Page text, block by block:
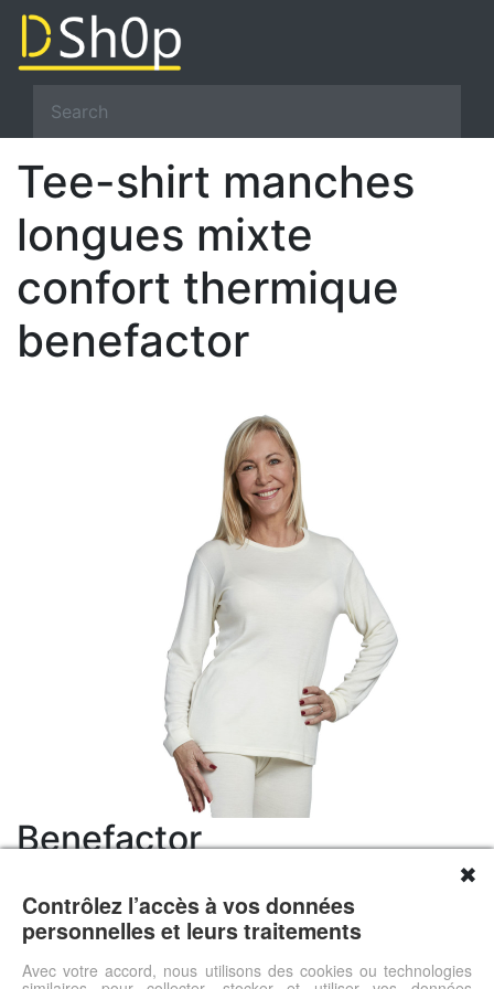
Tee-shirt manches
longues mixte
confort thermique
benefactor
Benefactor
Livraison 0.00 €
Prix total 78.8 €
Régule la température corporelleEvacue la transpiration100%
✖
Contrôlez l’accès à vos données
personnelles et leurs traitements
Avec votre accord, nous utilisons des cookies ou technologies